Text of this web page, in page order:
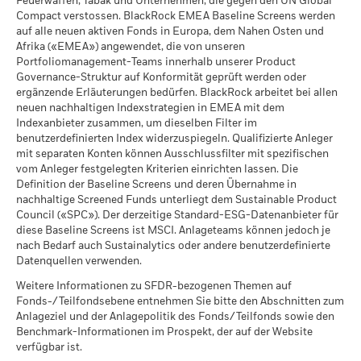
höher oder geringer ausfallen, falls Sie in einer anderen
Währung als derjenigen investieren, in der die
Wertentwicklung in der Vergangenheit berechnet wurde.
Quelle:Blackrock.
vierteljährlich mit einer einmonatigen Verzögerung Angaben
zur Wertentwicklung zu veröffentlichen. Das bedeutet, dass
die Renditen für den Zeitraum vom 01/01/2019 bis
31/12/2019 ab dem 01/02/2020 veröffentlicht werden
können.
Das maximale Leihvolumen kann im Laufe der Zeit
Schwankungen unterliegen.
Bei der Wertpapierleihe besteht das Risiko von Verlusten falls
ein Entleiher vor der Rückgabe der Werpapiere ausfällt und
auf Grund von Marktbewegungen der Wert der Sicherheiten
fällt und / oder der Wert der verliehenen Wertpapiere
ansteigt.
Per 17.Juli2026
MSCI-Daten zum impliziten
Temperaturanstieg (+0-
3,0°C)
MSCI ESG-%-Abdeckung
Per 17.Juli2026
MSCI ESG-Qualitätswert -
Perzentil Vergleichsgruppe
Per 17.Juli2026
76.30
Fonds in der
Vergleichsgruppe
Per 17.Juli2026
1’329
MSCI-Daten zur gewichteten
Kohlenstoffintensität in
Prozent
Per 17.Juli2026
MSCI-Daten zum impliziten
Temperaturanstieg in Prozent
Per 06.Aug.2026
Abdeckung der
geschäftlichen
Beteiligungen
Per 06.Aug.2026
95.15%
Nicht abgedeckter
prozentualer Anteil des
Fonds
Per 06.Aug.2026
4.85%
Die hierüber für Kraftwerkskohle und Ölsande aufgeführten
Engagements in geschäftlichen Beteiligungen von BlackRock
werden für Unternehmen berechnet und ausgewiesen, die
gemäss der Definition von MSCI ESG Research mehr als 5 %
ihres Umsatzes mit Kraftwerkskohle oder Ölsanden
erwirtschaften. Für Engagements in Unternehmen, die
gemäss der Definition von MSCI ESG Research anderweitige
Umsätze mit Kraftwerkskohle oder Ölsanden (bei einer
Umsatzschwelle von 0 %) erzielen, verhält es sich wie folgt:
iShares III plc - Prospectus (English)
iShares III plc - Prospectus (English -
Switzerland)
iShares III plc - Prospectus (German -
Switzerland)
iShares III plc - Prospectus (German -
Austria^Germany^Switzerland)
See all documents
Compact verstossen. BlackRock EMEA Baseline Screens werden
auf alle neuen aktiven Fonds in Europa, dem Nahen Osten und
Afrika («EMEA») angewendet, die von unseren
Portfoliomanagement-Teams innerhalb unserer Product
Governance-Struktur auf Konformität geprüft werden oder
ergänzende Erläuterungen bedürfen. BlackRock arbeitet bei allen
neuen nachhaltigen Indexstrategien in EMEA mit dem
Indexanbieter zusammen, um dieselben Filter im
benutzerdefinierten Index widerzuspiegeln. Qualifizierte Anleger
mit separaten Konten können Ausschlussfilter mit spezifischen
vom Anleger festgelegten Kriterien einrichten lassen. Die
Definition der Baseline Screens und deren Übernahme in
nachhaltige Screened Funds unterliegt dem Sustainable Product
Council («SPC»). Der derzeitige Standard-ESG-Datenanbieter für
diese Baseline Screens ist MSCI. Anlageteams können jedoch je
nach Bedarf auch Sustainalytics oder andere benutzerdefinierte
Datenquellen verwenden.
Weitere Informationen zu SFDR-bezogenen Themen auf
Fonds-/Teilfondsebene entnehmen Sie bitte den Abschnitten zum
Anlageziel und der Anlagepolitik des Fonds/Teilfonds sowie den
Benchmark-Informationen im Prospekt, der auf der Website
verfügbar ist.